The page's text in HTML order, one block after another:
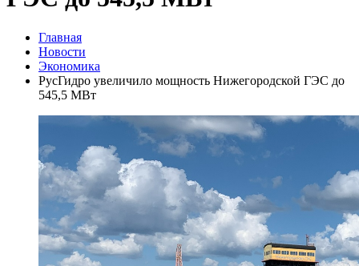
Главная
Новости
Экономика
РусГидро увеличило мощность Нижегородской ГЭС до
545,5 МВт